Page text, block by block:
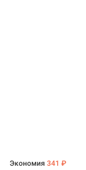
Экономия 341 ₽